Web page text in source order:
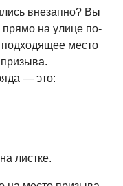
внезапно? Вы
на улице по-
место
— это:
листке.